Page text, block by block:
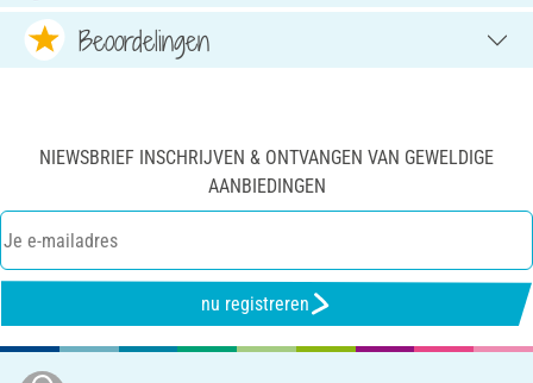
Beoordelingen
NIEWSBRIEF INSCHRIJVEN & ONTVANGEN VAN GEWELDIGE
AANBIEDINGEN
nu registreren